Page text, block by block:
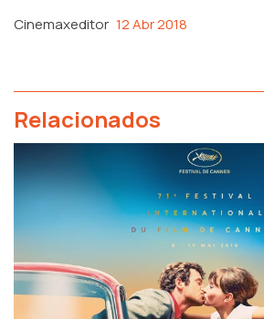
Cinemaxeditor 12 Abr 2018
Relacionados